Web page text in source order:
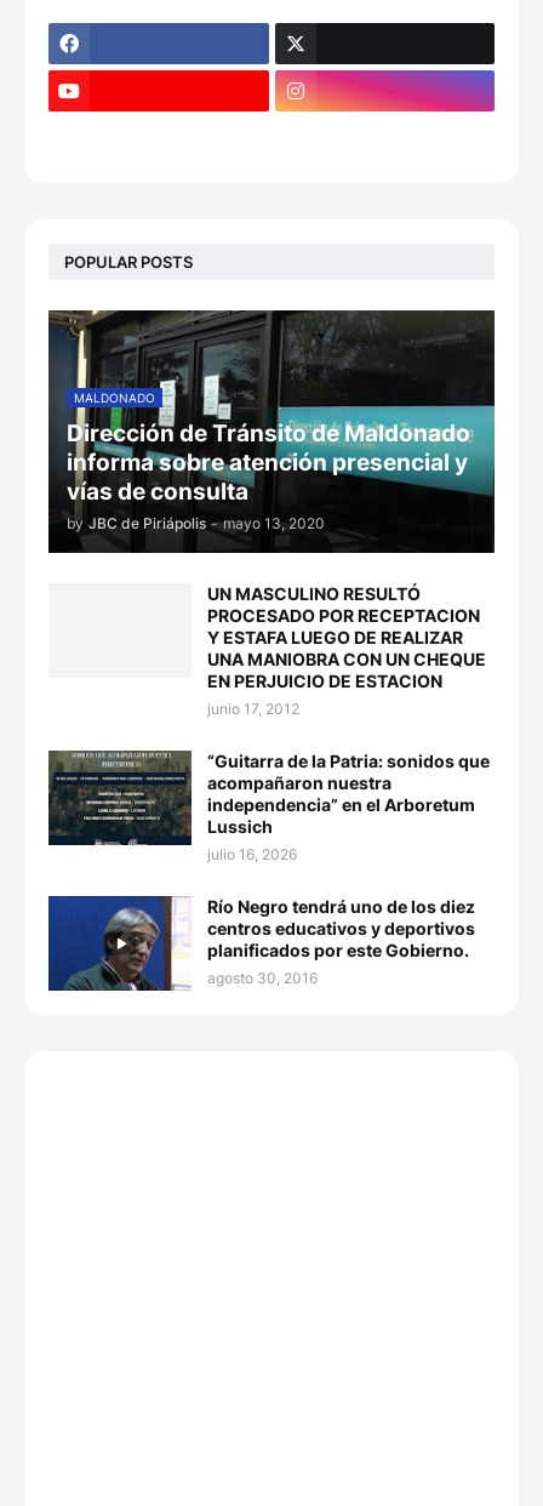
POPULAR POSTS
MALDONADO
Dirección de Tránsito de Maldonado
informa sobre atención presencial y
vías de consulta
by JBC de Piriápolis - mayo 13, 2020
UN MASCULINO RESULTÓ
PROCESADO POR RECEPTACION
Y ESTAFA LUEGO DE REALIZAR
UNA MANIOBRA CON UN CHEQUE
EN PERJUICIO DE ESTACION
junio 17, 2012
“Guitarra de la Patria: sonidos que
acompañaron nuestra
independencia” en el Arboretum
Lussich
julio 16, 2026
Río Negro tendrá uno de los diez
centros educativos y deportivos
planificados por este Gobierno.
agosto 30, 2016